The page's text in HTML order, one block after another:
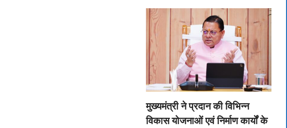
मुख्यमंत्री ने प्रदान की विभिन्न
विकास योजनाओं एवं निर्माण कार्यों के